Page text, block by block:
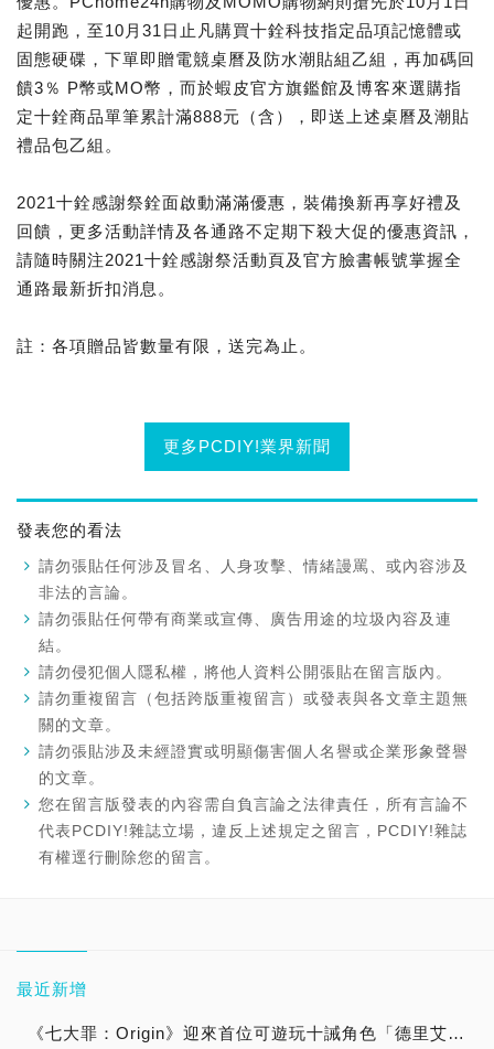
起開跑，至10月31日止凡購買十銓科技指定品項記憶體或
固態硬碟，下單即贈電競桌曆及防水潮貼組乙組，再加碼回
饋3％ P幣或MO幣，而於蝦皮官方旗鑑館及博客來選購指
定十銓商品單筆累計滿888元（含），即送上述桌曆及潮貼
禮品包乙組。
2021十銓感謝祭銓面啟動滿滿優惠，裝備換新再享好禮及
回饋，更多活動詳情及各通路不定期下殺大促的優惠資訊，
請隨時關注2021十銓感謝祭活動頁及官方臉書帳號掌握全
通路最新折扣消息。
註：各項贈品皆數量有限，送完為止。
更多PCDIY!業界新聞
發表您的看法
請勿張貼任何涉及冒名、人身攻擊、情緒謾罵、或內容涉及
非法的言論。
請勿張貼任何帶有商業或宣傳、廣告用途的垃圾內容及連
結。
請勿侵犯個人隱私權，將他人資料公開張貼在留言版內。
請勿重複留言（包括跨版重複留言）或發表與各文章主題無
關的文章。
請勿張貼涉及未經證實或明顯傷害個人名譽或企業形象聲譽
的文章。
您在留言版發表的內容需自負言論之法律責任，所有言論不
代表PCDIY!雜誌立場，違反上述規定之留言，PCDIY!雜誌
有權逕行刪除您的留言。
最近新增
《七大罪：Origin》迎來首位可遊玩十誡角色「德里艾利」